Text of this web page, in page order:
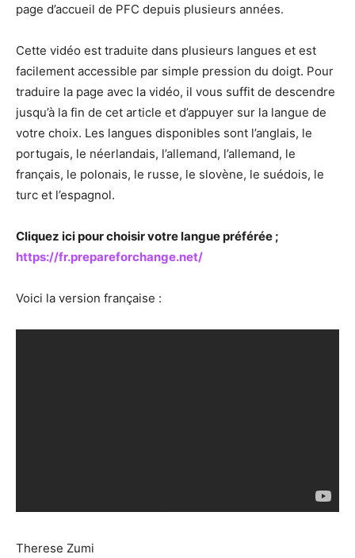
page d’accueil de PFC depuis plusieurs années.
Cette vidéo est traduite dans plusieurs langues et est
facilement accessible par simple pression du doigt. Pour
traduire la page avec la vidéo, il vous suffit de descendre
jusqu’à la fin de cet article et d’appuyer sur la langue de
votre choix. Les langues disponibles sont l’anglais, le
portugais, le néerlandais, l’allemand, l’allemand, le
français, le polonais, le russe, le slovène, le suédois, le
turc et l’espagnol.
Cliquez ici pour choisir votre langue préférée ;
https://fr.prepareforchange.net/
Voici la version française :
Therese Zumi